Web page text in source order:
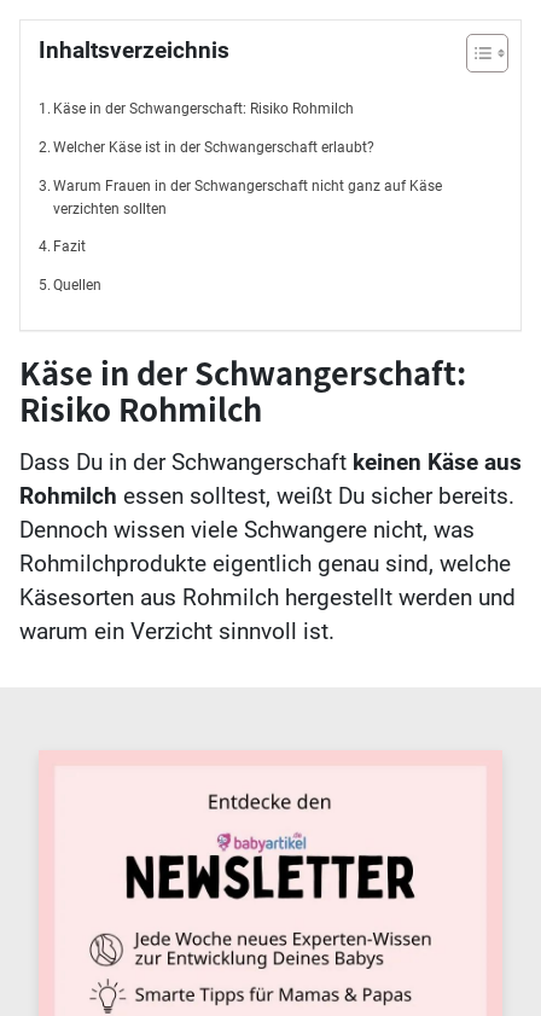
Inhaltsverzeichnis
Käse in der Schwangerschaft: Risiko Rohmilch
Welcher Käse ist in der Schwangerschaft erlaubt?
Warum Frauen in der Schwangerschaft nicht ganz auf Käse
verzichten sollten
Fazit
Quellen
Käse in der Schwangerschaft:
Risiko Rohmilch
Dass Du in der Schwangerschaft keinen Käse aus
Rohmilch essen solltest, weißt Du sicher bereits.
Dennoch wissen viele Schwangere nicht, was
Rohmilchprodukte eigentlich genau sind, welche
Käsesorten aus Rohmilch hergestellt werden und
warum ein Verzicht sinnvoll ist.